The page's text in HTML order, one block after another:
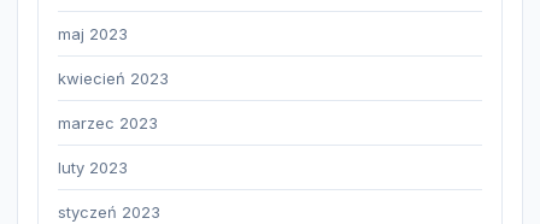
maj 2023
kwiecień 2023
marzec 2023
luty 2023
styczeń 2023